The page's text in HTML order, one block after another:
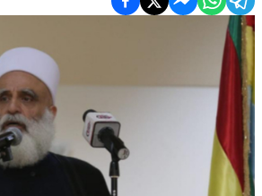
ثقافة ومجتمع
مواقف
وليد جنبلاطالحزب
ابحث